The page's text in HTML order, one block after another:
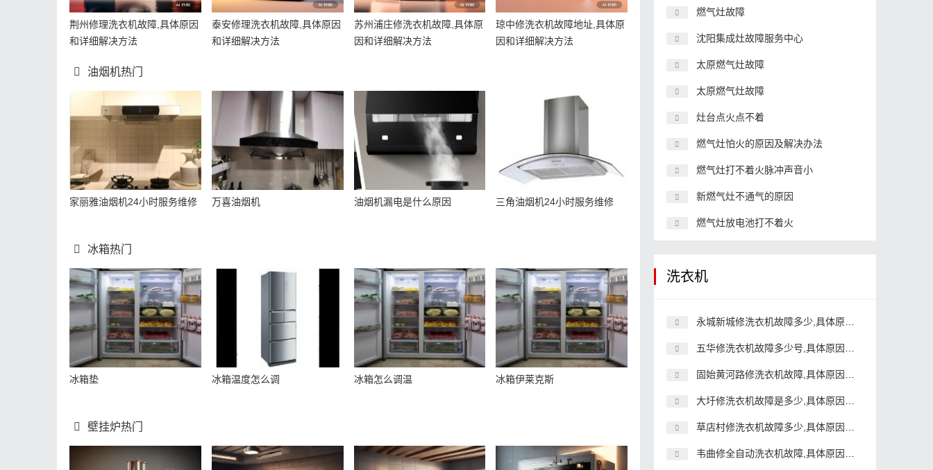
荆州修理洗衣机故障,具体原因
和详细解决方法
泰安修理洗衣机故障,具体原因
和详细解决方法
苏州浦庄修洗衣机故障,具体原
因和详细解决方法
琼中修洗衣机故障地址,具体原
因和详细解决方法
油烟机热门
家丽雅油烟机24小时服务维修 万喜油烟机 油烟机漏电是什么原因 三角油烟机24小时服务维修
冰箱热门
冰箱垫 冰箱温度怎么调 冰箱怎么调温 冰箱伊莱克斯
壁挂炉热门
燃气灶故障
沈阳集成灶故障服务中心
太原燃气灶故障
太原燃气灶故障
灶台点火点不着
燃气灶怕火的原因及解决办法
燃气灶打不着火脉冲声音小
新燃气灶不通气的原因
燃气灶放电池打不着火
洗衣机
永城新城修洗衣机故障多少,具体原因和详细解决方法
五华修洗衣机故障多少号,具体原因和详细解决方法
固始黄河路修洗衣机故障,具体原因和详细解决方法
大圩修洗衣机故障是多少,具体原因和详细解决方法
草店村修洗衣机故障多少,具体原因和详细解决方法
韦曲修全自动洗衣机故障,具体原因和详细解决方法